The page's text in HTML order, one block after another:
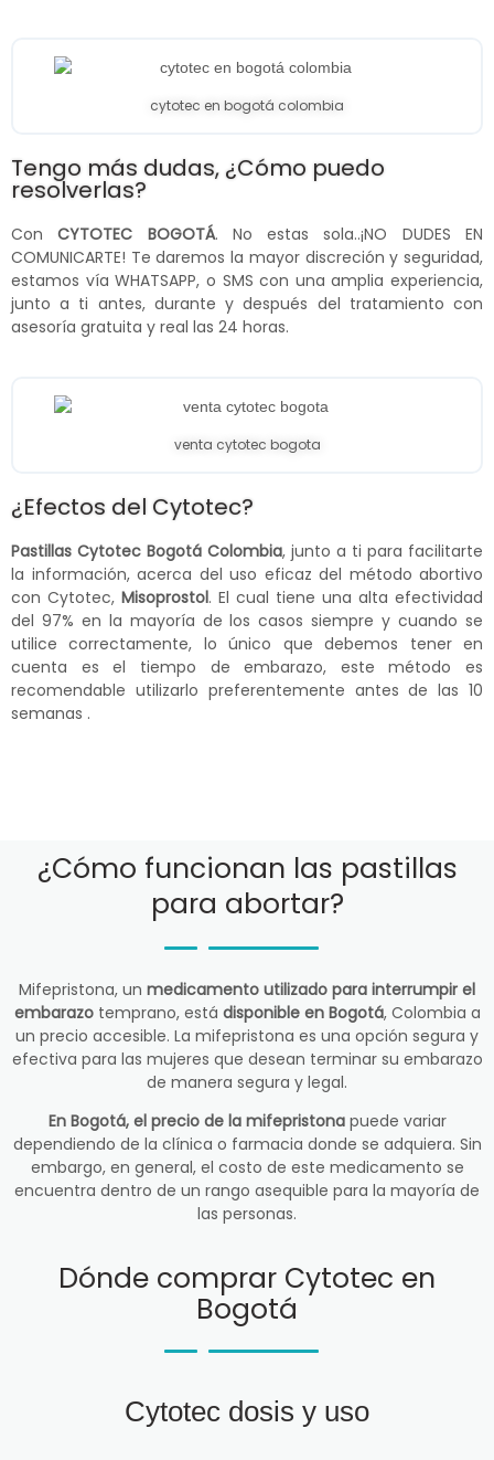
cytotec en bogotá colombia
Tengo más dudas, ¿Cómo puedo
resolverlas?
ConCYTOTEC BOGOTÁ. No estas sola..¡NO DUDES EN
COMUNICARTE! Te daremos la mayor discreción y seguridad,
estamos vía WHATSAPP, o SMS con una amplia experiencia,
junto a ti antes, durante y después del tratamiento con
asesoría gratuita y real las 24 horas.
venta cytotec bogota
¿Efectos del Cytotec?
Pastillas Cytotec Bogotá Colombia, junto a ti para facilitarte
la información, acerca del uso eficaz del método abortivo
con Cytotec, Misoprostol. El cual tiene una alta efectividad
del 97% en la mayoría de los casos siempre y cuando se
utilice correctamente, lo único que debemos tener en
cuenta es el tiempo de embarazo, este método es
recomendable utilizarlo preferentemente antes de las 10
semanas .
¿Cómo funcionan las pastillas
para abortar?
Mifepristona, un medicamento utilizado para interrumpir el
embarazotemprano, está disponible en Bogotá, Colombia a
un precio accesible. La mifepristona es una opción segura y
efectiva para las mujeres que desean terminar su embarazo
de manera segura y legal.
En Bogotá, el precio de la mifepristonapuede variar
dependiendo de la clínica o farmacia donde se adquiera. Sin
embargo, en general, el costo de este medicamento se
encuentra dentro de un rango asequible para la mayoría de
las personas.
Dónde comprar Cytotec en
Bogotá
Cytotec dosis y uso